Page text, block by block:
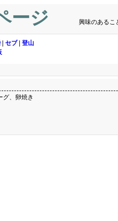
ージ 興味のあるこ
セブ| 登山
グ、卵焼き